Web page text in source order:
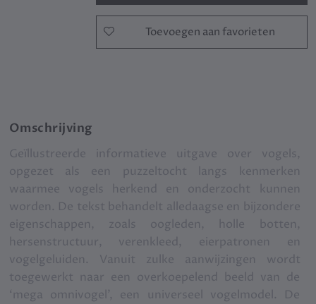
Toevoegen aan favorieten
Omschrijving
Geïllustreerde informatieve uitgave over vogels,
opgezet als een puzzeltocht langs kenmerken
waarmee vogels herkend en onderzocht kunnen
worden. De tekst behandelt alledaagse en bijzondere
eigenschappen, zoals oogleden, holle botten,
hersenstructuur, verenkleed, eierpatronen en
vogelgeluiden. Vanuit zulke aanwijzingen wordt
toegewerkt naar een overkoepelend beeld van de
‘mega omnivogel’, een universeel vogelmodel. De